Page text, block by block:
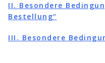
II. Besondere
Bestellung“
III. Besondere